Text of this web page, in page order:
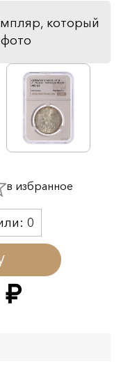
который
руб.
0
в избранное